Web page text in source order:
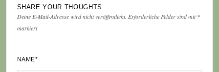
SHARE YOUR THOUGHTS
Deine E-Mail-Adresse wird nicht veröffentlicht. Erforderliche Felder sind mit*
markiert
NAME*